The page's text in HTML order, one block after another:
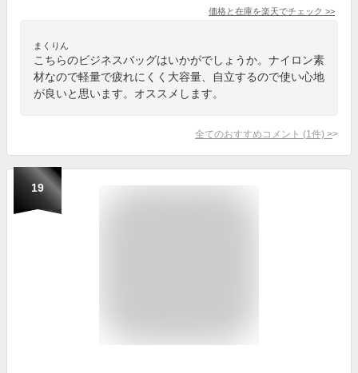
価格と在庫を楽天でチェック >>
まくりん
こちらのビジネスバッグはいかがでしょうか。ナイロン素
材なので軽量で疲れにくく大容量、自立するので使い心地
が良いと思います。オススメします。
全てのおすすめコメント (1 件) >
19